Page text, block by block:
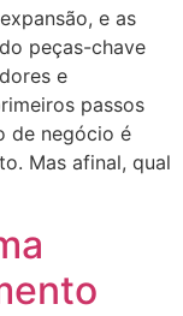
e as
peças-chave
e
passos
de negócio é
Mas afinal, qual